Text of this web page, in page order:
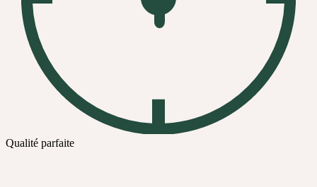
Qualité parfaite